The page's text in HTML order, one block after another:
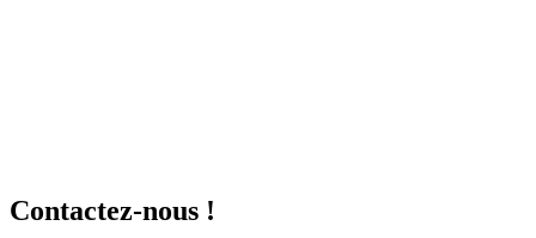
Contactez-nous !